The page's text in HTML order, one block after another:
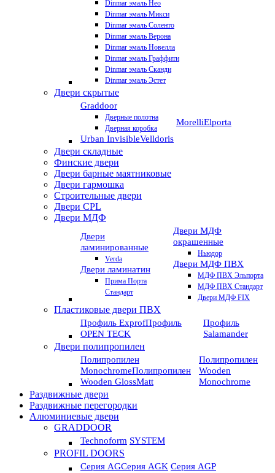
Dinmar эмаль Нео
Dinmar эмаль Микси
Dinmar эмаль Соленто
Dinmar эмаль Верона
Dinmar эмаль Новелла
Dinmar эмаль Граффити
Dinmar эмаль Сканди
Dinmar эмаль Эстет
Двери скрытые
Graddoor
Дверные полотна
Дверная коробка
Urban InvisibleVelldoris
MorelliElporta
Двери складные
Финские двери
Двери барные маятниковые
Двери гармошка
Строительные двери
Двери CРL
Двери МДФ
Двери
ламинированные
Verda
Двери ламинатин
Прима Порта
Стандарт
Двери МДФ
окрашенные
Ньюдор
Двери МДФ ПВХ
МДФ ПВХ Эльпорта
МДФ ПВХ Стандарт
Двери МДФ FIX
Пластиковые двери ПВХ
Профиль ExprofПрофиль
OPEN TECK
Профиль
Salamander
Двери полипропилен
Полипропилен
MonochromeПолипропилен
Wooden GlossMatt
Полипропилен
Wooden
Monochrome
Раздвижные двери
Раздвижные перегородки
Алюминиевые двери
GRADDOOR
Technoform SYSTEM
PROFIL DOORS
Серия AGСерия AGK Серия AGP